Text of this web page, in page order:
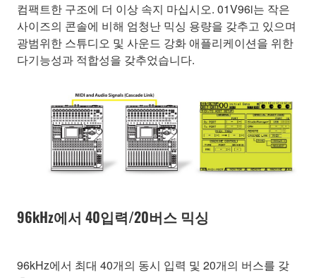
컴팩트한 구조에 더 이상 속지 마십시오. 01V96i는 작은
사이즈의 콘솔에 비해 엄청난 믹싱 용량을 갖추고 있으며
광범위한 스튜디오 및 사운드 강화 애플리케이션을 위한
다기능성과 적합성을 갖추었습니다.
96kHz에서 40입력/20버스 믹싱
96kHz에서 최대 40개의 동시 입력 및 20개의 버스를 갖